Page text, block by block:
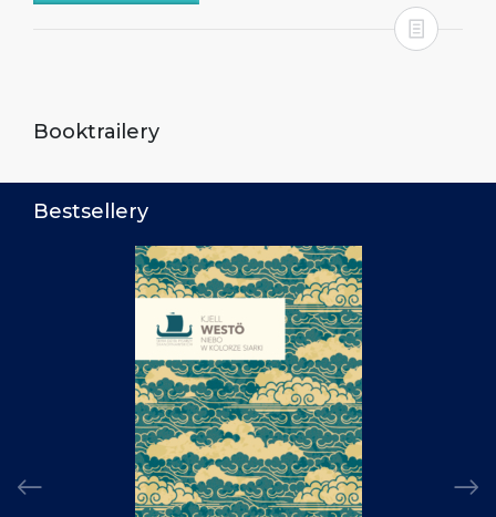
Booktrailery
Bestsellery